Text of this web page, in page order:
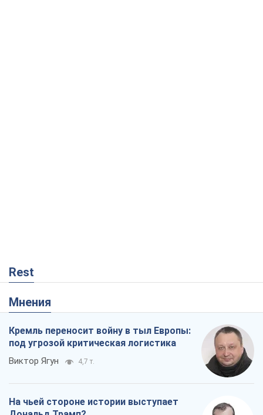
Rest
Мнения
Кремль переносит войну в тыл Европы:
под угрозой критическая логистика
Виктор Ягун 4,7 т.
На чьей стороне истории выступает